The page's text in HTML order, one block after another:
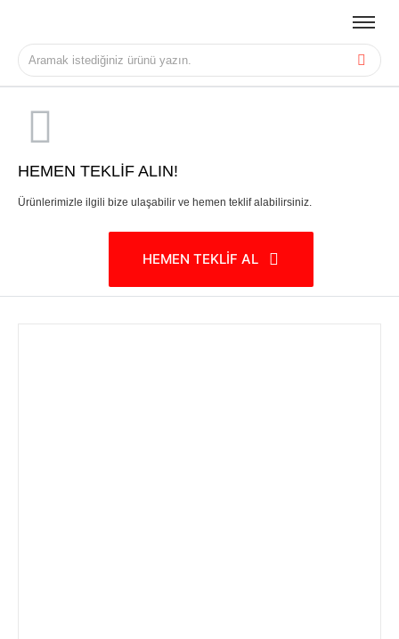
HEMEN TEKLİF ALIN!
Ürünlerimizle ilgili bize ulaşabilir ve hemen teklif alabilirsiniz.
HEMEN TEKLİF AL